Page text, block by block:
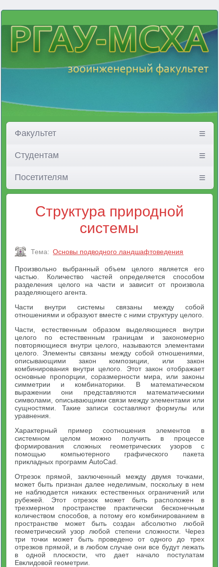
Факультет
Студентам
Посетителям
Структура природной
системы
Тема: Основы подводного ландшафтоведения
Произвольно выбранный объем целого является его
частью. Количество частей определяется способом
разделения целого на части и зависит от произвола
разделяющего агента.
Части внутри системы связаны между собой
отношениями и образуют вместе с ними структуру целого.
Части, естественным образом выделяющиеся внутри
целого по естественным границам и закономерно
повторяющиеся внутри целого, называются элементами
целого. Элементы связаны между собой отношениями,
описывающими закон композиции, или закон
комбинирования внутри целого. Этот закон отображает
основные пропорции, соразмерности мира, или законы
симметрии и комбинаторики. В математическом
выражении они представляются математическими
символами, описывающими связи между элементами или
сущностями. Такие записи составляют формулы или
уравнения.
Характерный пример соотношения элементов в
системном целом можно получить в процессе
формирования сложных геометрических узоров с
помощью компьютерного графического пакета
прикладных программ AutoCad.
Отрезок прямой, заключенный между двумя точками,
может быть признан далее неделимым, поскольку в нем
не наблюдается никаких естественных ограничений или
рубежей. Этот отрезок может быть расположен в
трехмерном пространстве практически бесконечным
количеством способов, а потому его комбинированием в
пространстве может быть создан абсолютно любой
геометрический узор любой степени сложности. Через
три точки может быть проведено от одного до трех
отрезков прямой, и в любом случае они все будут лежать
в одной плоскости, что дает начало постулатам
Евклидовой геометрии.